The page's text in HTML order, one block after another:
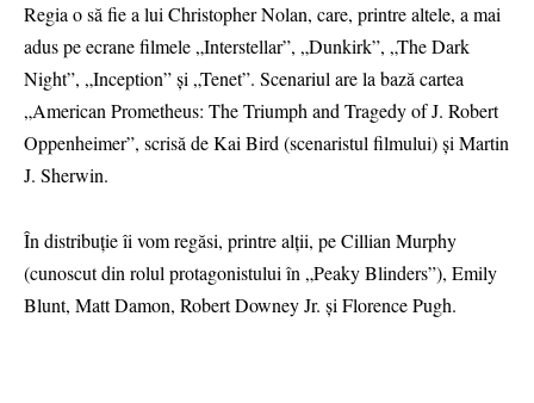
Regia o să fie a lui Christopher Nolan, care, printre altele, a mai
adus pe ecrane filmele „Interstellar”, „Dunkirk”, „The Dark
Night”, „Inception” și „Tenet”. Scenariul are la bază cartea
„American Prometheus: The Triumph and Tragedy of J. Robert
Oppenheimer”, scrisă de Kai Bird (scenaristul filmului) și Martin
J. Sherwin.
În distribuție îi vom regăsi, printre alții, pe Cillian Murphy
(cunoscut din rolul protagonistului în „Peaky Blinders”), Emily
Blunt, Matt Damon, Robert Downey Jr. și Florence Pugh.